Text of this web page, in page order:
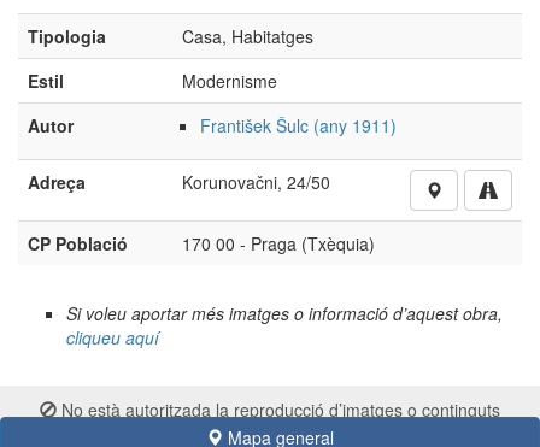
Tipologia
Casa, Habitatges
Estil
Modernisme
Autor
František Šulc (any 1911)
Adreça Korunovačni, 24/50
CP Població 170 00 - Praga (Txèquia)
Si voleu aportar més imatges o informació d’aquest obra,
cliqueu aquí
Mapa general
No està autoritzada la reproducció d’imatges o continguts
sense el consentiment exprés de l'autor